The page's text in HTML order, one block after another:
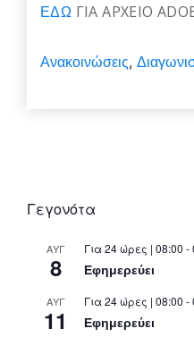
ΕΔΩ ΓΙΑ ΑΡΧΕΙΟ
Ανακοινώσεις,
Γεγονότα
ΑΥΓ
8
Για 24 ώρες | 08:00 -
Εφημερεύει
ΑΥΓ
11
Για 24 ώρες | 08:00 -
Εφημερεύει